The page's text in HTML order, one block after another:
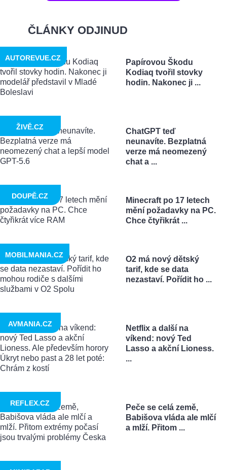
ČLÁNKY ODJINUD
Papírovou Škodu
Kodiaq tvořil stovky
hodin. Nakonec ji ...
AUTOREVUE.CZ
ChatGPT teď
neunavíte. Bezplatná
verze má neomezený
chat a ...
ŽIVĚ.CZ
Minecraft po 17 letech
mění požadavky na PC.
Chce čtyřikrát ...
DOUPĚ.CZ
O2 má nový dětský
tarif, kde se data
nezastaví. Pořídit ho ...
MOBILMANIA.CZ
Netflix a další na
víkend: nový Ted
Lasso a akční Lioness.
...
AVMANIA.CZ
Peče se celá země,
Babišova vláda ale mlčí
a mlží. Přitom ...
REFLEX.CZ